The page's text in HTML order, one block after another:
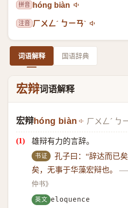
拼音 hóng biàn
注音 ㄏㄨㄥˊ ㄅㄧㄢˋ
词语解释 国语辞典
宏辩词语解释
宏辩hóng biàn ㄏㄨㄥˊ ㄅ
雄辩有力的言辞。
书证
孔子曰：“辞达而已
矣，无事于华藻宏辩也。
仲书》
英文 eloquence